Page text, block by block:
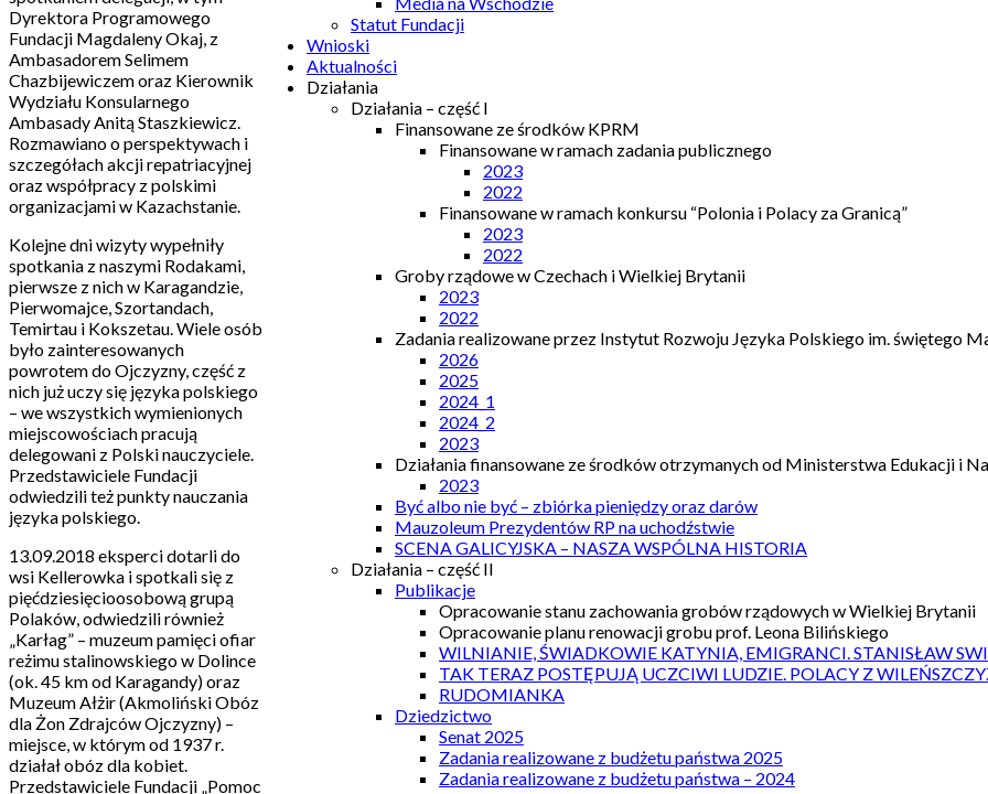
Statut Fundacji
Wnioski
Aktualności
Działania
Działania – część I
Finansowane ze środków KPRM
Finansowane w ramach zadania publicznego
2023
2022
Finansowane w ramach konkursu “Polonia i Polacy za Granicą”
2023
2022
Groby rządowe w Czechach i Wielkiej Brytanii
2023
2022
Zadania realizowane przez Instytut Rozwoju Języka Polskiego im. świętego
2026
2025
2024_1
2024_2
2023
Działania finansowane ze środków otrzymanych od Ministerstwa Edukacji i
2023
Być albo nie być – zbiórka pieniędzy oraz darów
Mauzoleum Prezydentów RP na uchodźstwie
SCENA GALICYJSKA – NASZA WSPÓLNA HISTORIA
Działania – część II
Publikacje
Opracowanie stanu zachowania grobów rządowych w Wielkiej Brytanii
Opracowanie planu renowacji grobu prof. Leona Bilińskiego
WILNIANIE, ŚWIADKOWIE KATYNIA, EMIGRANCI. STANISŁAW
TAK TERAZ POSTĘPUJĄ UCZCIWI LUDZIE. POLACY Z
RUDOMIANKA
Dziedzictwo
Senat 2025
Zadania realizowane z budżetu państwa 2025
Zadania realizowane z budżetu państwa – 2024
Dyrektora Programowego
Fundacji Magdaleny Okaj, z
Ambasadorem Selimem
Chazbijewiczem oraz Kierownik
Wydziału Konsularnego
Ambasady Anitą Staszkiewicz.
Rozmawiano o perspektywach i
szczegółach akcji repatriacyjnej
oraz współpracy z polskimi
organizacjami w Kazachstanie.
Kolejne dni wizyty wypełniły
spotkania z naszymi Rodakami,
pierwsze z nich w Karagandzie,
Pierwomajce, Szortandach,
Temirtau i Kokszetau. Wiele osób
było zainteresowanych
powrotem do Ojczyzny, część z
nich już uczy się języka polskiego
– we wszystkich wymienionych
miejscowościach pracują
delegowani z Polski nauczyciele.
Przedstawiciele Fundacji
odwiedzili też punkty nauczania
języka polskiego.
13.09.2018 eksperci dotarli do
wsi Kellerowka i spotkali się z
pięćdziesięcioosobową grupą
Polaków, odwiedzili również
„Karłag” – muzeum pamięci ofiar
reżimu stalinowskiego w Dolince
(ok. 45 km od Karagandy) oraz
Muzeum Ałżir (Akmoliński Obóz
dla Żon Zdrajców Ojczyzny) –
miejsce, w którym od 1937 r.
działał obóz dla kobiet.
Przedstawiciele Fundacji „Pomoc